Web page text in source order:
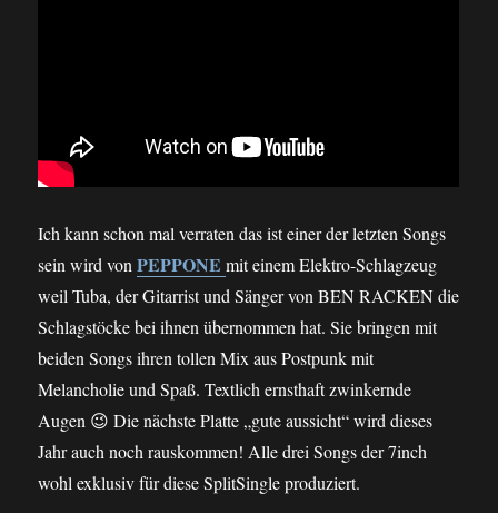
Ich kann schon mal verraten das ist einer der letzten Songs
sein wird vonPEPPONE mit einem Elektro-Schlagzeug
weil Tuba, der Gitarrist und Sänger von BEN RACKEN die
Schlagstöcke bei ihnen übernommen hat. Sie bringen mit
beiden Songs ihren tollen Mix aus Postpunk mit
Melancholie und Spaß. Textlich ernsthaft zwinkernde
Augen 😉 Die nächste Platte „gute aussicht“ wird dieses
Jahr auch noch rauskommen! Alle drei Songs der 7inch
wohl exklusiv für diese SplitSingle produziert.